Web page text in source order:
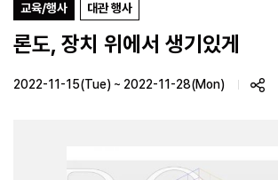
교육/행사 대관 행사
론도, 장치 위에서 생기있게
2022-11-15(Tue) ~ 2022-11-28(Mon)